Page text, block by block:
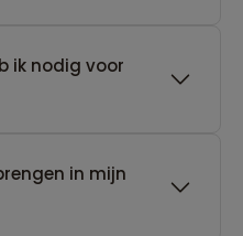
ik nodig voor
in mijn